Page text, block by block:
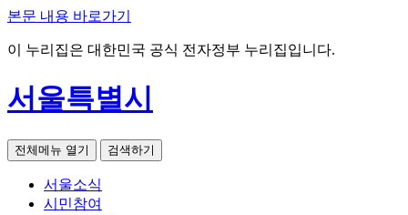
본문 내용 바로가기
이 누리집은 대한민국 공식 전자정부 누리집입니다.
서울특별시
전체메뉴 열기 검색하기
서울소식
시민참여